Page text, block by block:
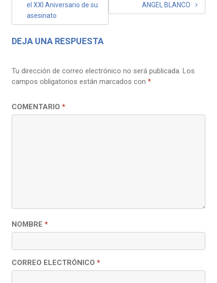
ENTRADAS
el XXI Aniversario de su
asesinato
ANGEL BLANCO
DEJA UNA RESPUESTA
Tu dirección de correo electrónico no será publicada. Los
campos obligatorios están marcados con *
COMENTARIO *
NOMBRE *
CORREO ELECTRÓNICO *